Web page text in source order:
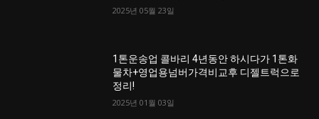
2025년 05월 23일
1톤운송업 콜바리 4년동안 하시다가 1톤화
물차+영업용넘버가격비교후 디젤트럭으로
정리!
2025년 01월 03일